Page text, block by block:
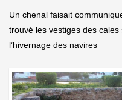
Un chenal faisait
trouvé les vestiges des
l’hivernage des navires